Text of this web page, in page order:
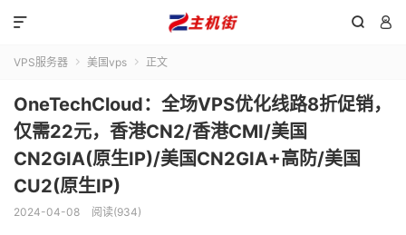
 

VPS服务器  美国vps  正文
OneTechCloud：全场VPS优化线路8折促销，
仅需22元，香港CN2/香港CMI/美国
CN2GIA(原生IP)/美国CN2GIA+高防/美国
CU2(原生IP)
2024-04-08 阅读(934)